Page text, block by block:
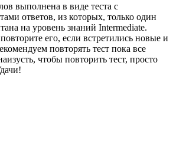
выполнена в виде теста с
ответов, из которых, только один
на уровень знаний Intermediate.
его, если встретились новые и
повторять тест пока все
чтобы повторить тест, просто